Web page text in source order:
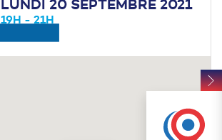
LUNDI 20 SEPTEMBRE 2021
19H - 21H